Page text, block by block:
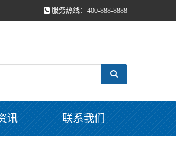
服务热线：400-888-8888
讯 联系我们